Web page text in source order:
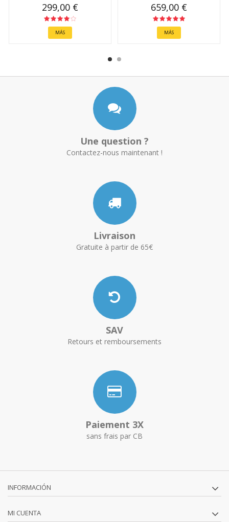
299,00 €
MÁS
659,00 €
MÁS
Une question ?
Contactez-nous maintenant !
Livraison
Gratuite à partir de 65€
SAV
Retours et remboursements
Paiement 3X
sans frais par CB
INFORMACIÓN
MI CUENTA